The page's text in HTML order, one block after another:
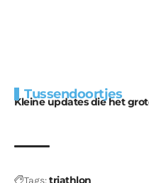
Tussendoortjes
Kleine updates die het
voor kabouters
Tags:triathlon